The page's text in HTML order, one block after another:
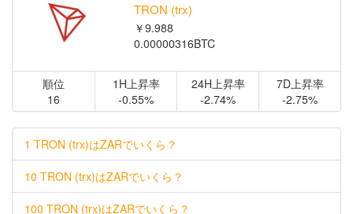
TRON (trx)
￥9.988
0.00000316BTC
順位
16
1H上昇率
-0.55%
24H上昇率
-2.74%
7D上昇率
-2.75%
1 TRON (trx)はZARでいくら？
10 TRON (trx)はZARでいくら？
100 TRON (trx)はZARでいくら？